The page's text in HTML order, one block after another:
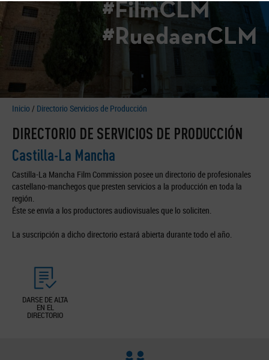
#FilmCLM
#RuedaenCLM
Inicio / Directorio Servicios de Producción
DIRECTORIO DE SERVICIOS DE PRODUCCIÓN
Castilla-La Mancha
Castilla-La Mancha Film Commission posee un directorio de profesionales
castellano-manchegos que presten servicios a la producción en toda la
región.
Éste se envía a los productores audiovisuales que lo soliciten.
La suscripción a dicho directorio estará abierta durante todo el año.
DARSE DE ALTA
EN EL
DIRECTORIO